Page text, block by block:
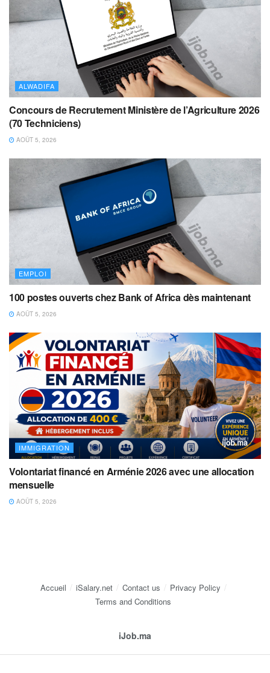
ALWADIFA
Concours de Recrutement Ministère de l’Agriculture 2026
(70 Techniciens)
AOÛT 5, 2026
EMPLOI
100 postes ouverts chez Bank of Africa dès maintenant
AOÛT 5, 2026
IMMIGRATION
Volontariat financé en Arménie 2026 avec une allocation
mensuelle
AOÛT 5, 2026
Accueil iSalary.net Contact us
Privacy Policy
Terms and Conditions
iJob.ma